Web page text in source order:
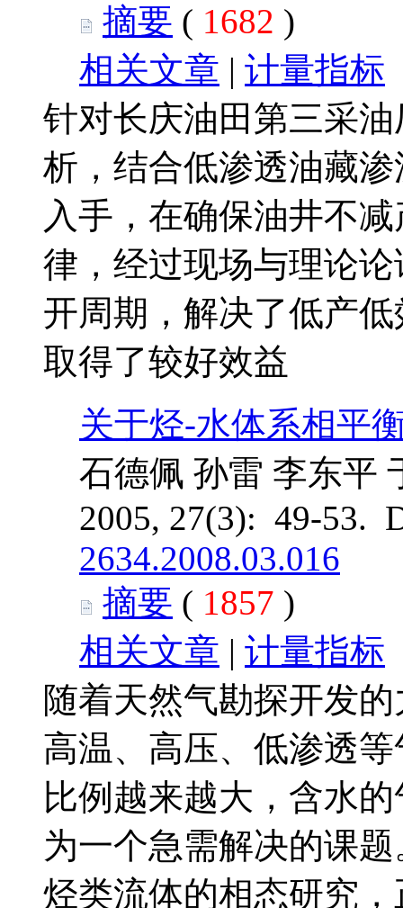
摘要 ( 1682 )
相关文章 | 计量指标
针对长庆油田第三采
析，结合低渗透油藏
入手，在确保油井不
律，经过现场与理论
开周期，解决了低产
取得了较好效益
关于烃-水体系相平
石德佩 孙雷 李东平
2005, 27(3): 49-53.
2634.2008.03.016
摘要 ( 1857 )
相关文章 | 计量指标
随着天然气勘探开发
高温、高压、低渗透
比例越来越大，含水
为一个急需解决的课
烃类流体的相态研究